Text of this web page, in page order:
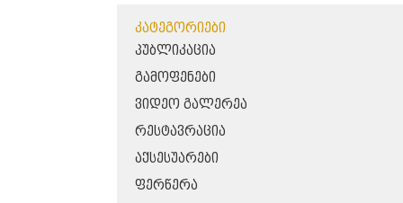
ᲙᲐᲢᲔᲒᲝᲠᲘᲔᲑᲘ
ᲞᲣᲑᲚᲘᲙᲐᲪᲘᲐ
ᲒᲐᲛᲝᲤᲔᲜᲔᲑᲘ
ᲕᲘᲓᲔᲝ ᲒᲐᲚᲔᲠᲔᲐ
ᲠᲔᲡᲢᲐᲕᲠᲐᲪᲘᲐ
ᲐᲥᲡᲔᲡᲣᲐᲠᲔᲑᲘ
ᲤᲔᲠᲬᲔᲠᲐ